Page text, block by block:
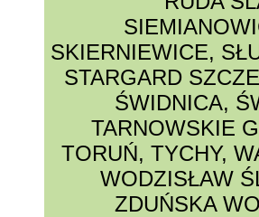
SKIERNIEWICE,
STARGARD
ŚWIDNICA,
TARNOWSKIE
TORUŃ, TYCHY,
WODZISŁAW
ZDUŃSKA